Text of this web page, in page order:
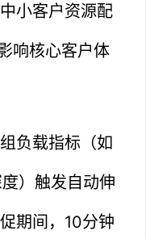
小客户资源配
响核心客户体
负载指标（如
）触发自动伸
期间，10分钟